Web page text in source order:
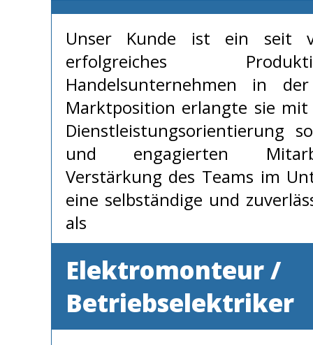
Unser Kunde ist ein seit
erfolgreiches
Handelsunternehmen in
Marktposition erlangte sie
Dienstleistungsorientierung
und engagierten
Verstärkung des Teams im
eine selbständige und
als
Elektromonteur /
Betriebselektriker